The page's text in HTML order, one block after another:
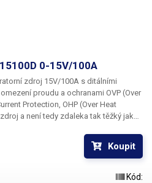
ano
> 20MΩ
0-15V/100A
zdroj 15V/100A s ditálními
proudu a ochranami OVP (Over
Protection, OHP (Over Heat
a není tedy zdaleka tak těžký jako
Koupit
Kód: